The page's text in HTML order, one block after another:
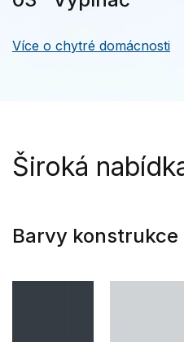
Více o chytré domácnosti
Široká
Barvy konstrukce